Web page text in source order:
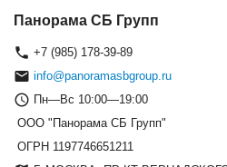
Панорама СБ Групп
+7 (985) 178-39-89
info@panoramasbgroup.ru
Пн—Вс 10:00—19:00
ООО "Панорама СБ Групп"
ОГРН 1197746651211